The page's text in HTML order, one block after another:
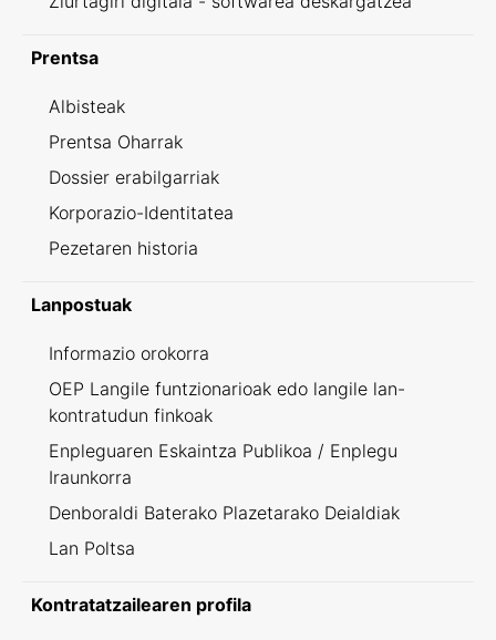
Prentsa
Albisteak
Prentsa Oharrak
Dossier erabilgarriak
Korporazio-Identitatea
Pezetaren historia
Lanpostuak
Informazio orokorra
OEP Langile funtzionarioak edo langile lan-
kontratudun finkoak
Enpleguaren Eskaintza Publikoa / Enplegu
Iraunkorra
Denboraldi Baterako Plazetarako Deialdiak
Lan Poltsa
Kontratatzailearen profila